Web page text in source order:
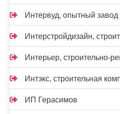
Интервуд, опытный завод
Интерстройдизайн,
Интерьер, строительно-
Интэкс, строительная
ИП Герасимов